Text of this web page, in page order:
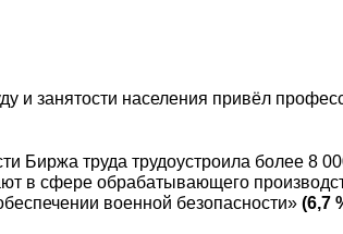
и занятости населения привёл
Биржа труда трудоустроила более 8
в сфере обрабатывающего
военной безопасности» (6,7